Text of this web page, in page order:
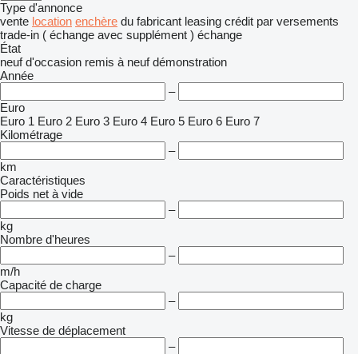
Type d'annonce
vente location enchère du fabricant leasing crédit par versements
trade-in ( échange avec supplément ) échange
État
neuf d'occasion remis à neuf démonstration
Année
–
Euro
Euro 1 Euro 2 Euro 3 Euro 4 Euro 5 Euro 6 Euro 7
Kilométrage
–
km
Caractéristiques
Poids net à vide
–
kg
Nombre d'heures
–
m/h
Capacité de charge
–
kg
Vitesse de déplacement
–